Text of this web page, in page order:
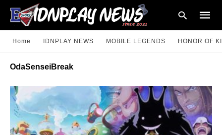
your
search
query
and
hit
enter:
Home IDNPLAY NEWS MOBILE LEGENDS HONOR OF
OdaSenseiBreak